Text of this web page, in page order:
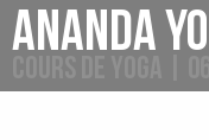
Ananda